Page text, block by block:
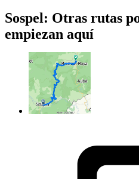
Sospel: Otras rutas
empiezan aquí